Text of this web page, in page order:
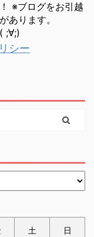
※ブログをお引越
あります。
;∀;)
シー
土 日